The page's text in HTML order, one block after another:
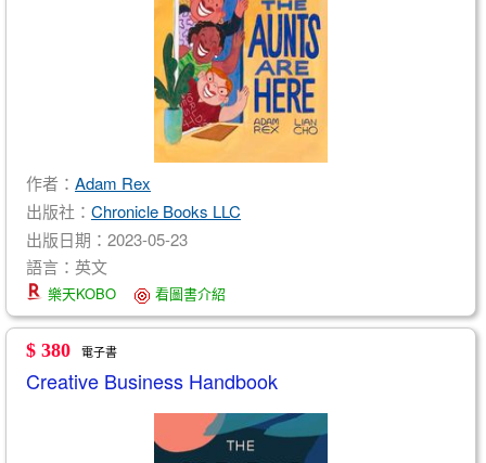
作者： Adam Rex
出版社： Chronicle Books LLC
出版日期：2023-05-23
語言：英文
樂天KOBO 看圖書介紹
$ 380 電子書
Creative Business Handbook